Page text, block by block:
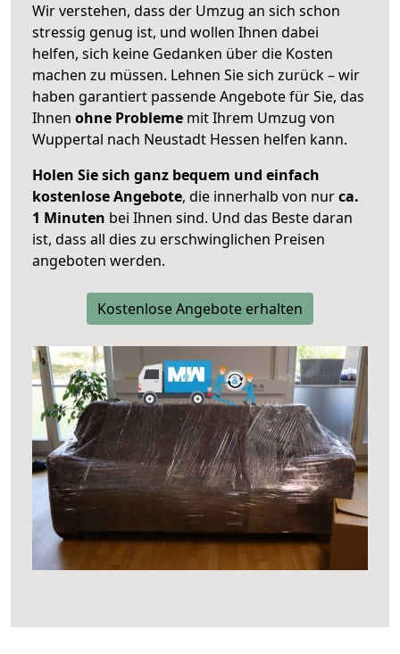
Wir verstehen, dass der Umzug an sich schon
stressig genug ist, und wollen Ihnen dabei
helfen, sich keine Gedanken über die Kosten
machen zu müssen. Lehnen Sie sich zurück – wir
haben garantiert passende Angebote für Sie, das
Ihnen ohne Probleme mit Ihrem Umzug von
Wuppertal nach Neustadt Hessen helfen kann.
Holen Sie sich ganz bequem und einfach
kostenlose Angebote, die innerhalb von nurca.
1 Minuten bei Ihnen sind. Und das Beste daran
ist, dass all dies zu erschwinglichen Preisen
angeboten werden.
Kostenlose Angebote erhalten